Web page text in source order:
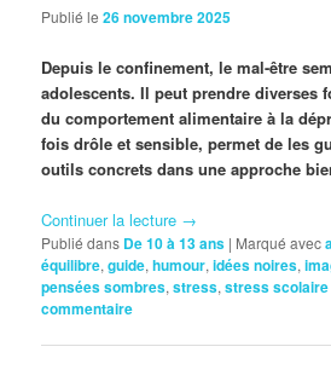
Publié le26 novembre 2025
Depuis le confinement, le mal-être
adolescents. Il peut prendre diverses
du comportement alimentaire à la
fois drôle et sensible, permet de les
outils concrets dans une approche
Continuer la lecture →
Publié dans De 10 à 13 ans | Marqué avec
équilibre,guide,humour,idées noires,
pensées sombres,stress,stress scolaire
commentaire